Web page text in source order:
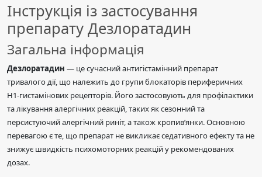
Інструкція із застосування
препарату Дезлоратадин
Загальна інформація
Дезлоратадин — це сучасний антигістамінний препарат
тривалого дії, що належить до групи блокаторів периферичних
H1-гистамінових рецепторів. Його застосовують для профілактики
та лікування алергічних реакцій, таких як сезонний та
персистуючий алергічний риніт, а також кропив’янки. Основною
перевагою є те, що препарат не викликає седативного ефекту та не
знижує швидкість психомоторних реакцій у рекомендованих
дозах.